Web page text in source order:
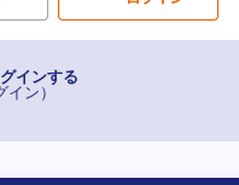
インする
イン）